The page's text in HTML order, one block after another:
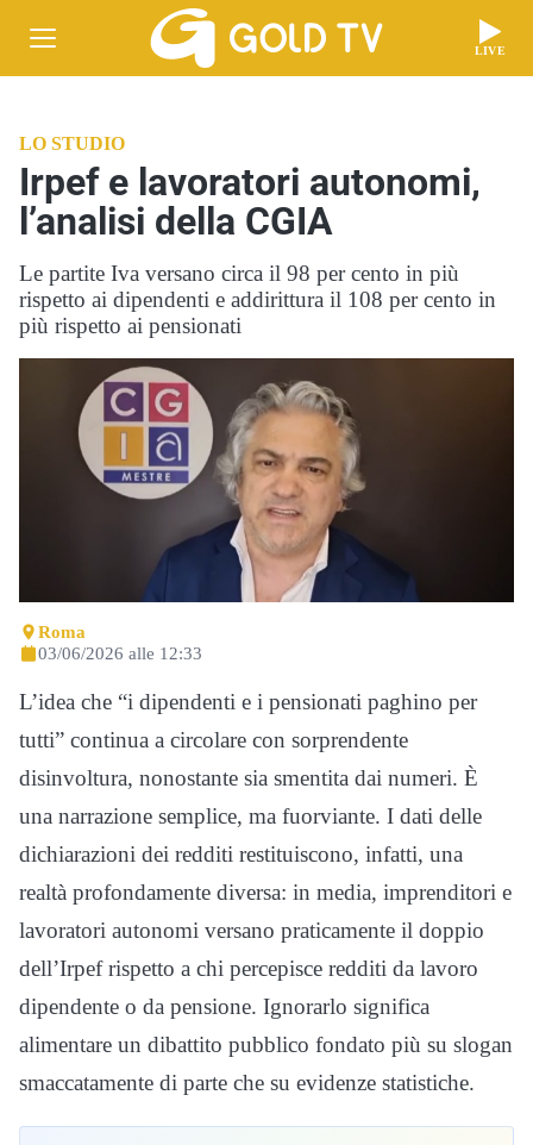
LIVE
LO STUDIO
Irpef e lavoratori autonomi,
l’analisi della CGIA
Le partite Iva versano circa il 98 per cento in più
rispetto ai dipendenti e addirittura il 108 per cento in
più rispetto ai pensionati
Roma
03/06/2026 alle 12:33
L’idea che “i dipendenti e i pensionati paghino per
tutti” continua a circolare con sorprendente
disinvoltura, nonostante sia smentita dai numeri. È
una narrazione semplice, ma fuorviante. I dati delle
dichiarazioni dei redditi restituiscono, infatti, una
realtà profondamente diversa: in media, imprenditori e
lavoratori autonomi versano praticamente il doppio
dell’Irpef rispetto a chi percepisce redditi da lavoro
dipendente o da pensione. Ignorarlo significa
alimentare un dibattito pubblico fondato più su slogan
smaccatamente di parte che su evidenze statistiche.